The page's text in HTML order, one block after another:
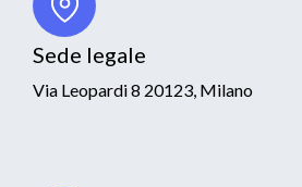
Sede legale
Via Leopardi 8 20123, Milano